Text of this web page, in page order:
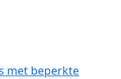
met beperkte